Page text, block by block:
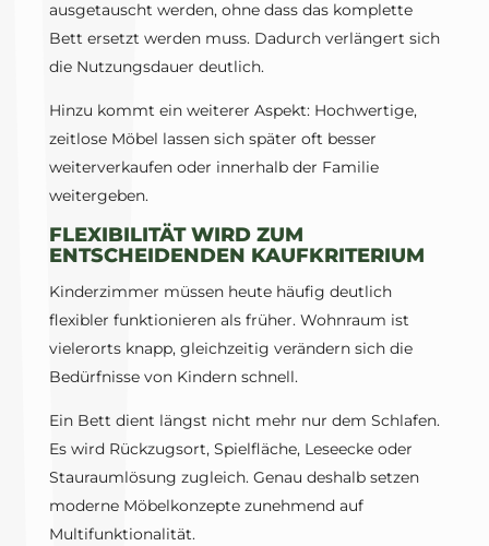
ausgetauscht werden, ohne dass das komplette
Bett ersetzt werden muss. Dadurch verlängert sich
die Nutzungsdauer deutlich.
Hinzu kommt ein weiterer Aspekt: Hochwertige,
zeitlose Möbel lassen sich später oft besser
weiterverkaufen oder innerhalb der Familie
weitergeben.
FLEXIBILITÄT WIRD ZUM
ENTSCHEIDENDEN KAUFKRITERIUM
Kinderzimmer müssen heute häufig deutlich
flexibler funktionieren als früher. Wohnraum ist
vielerorts knapp, gleichzeitig verändern sich die
Bedürfnisse von Kindern schnell.
Ein Bett dient längst nicht mehr nur dem Schlafen.
Es wird Rückzugsort, Spielfläche, Leseecke oder
Stauraumlösung zugleich. Genau deshalb setzen
moderne Möbelkonzepte zunehmend auf
Multifunktionalität.